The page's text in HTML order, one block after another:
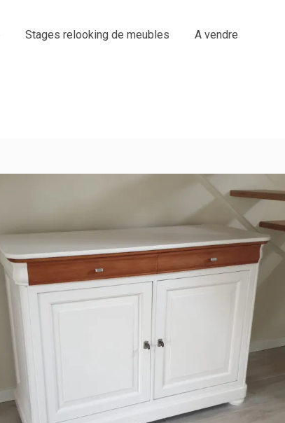
Stages relooking de meubles A vendre
BUFFET 2 PORTES EN MERISIER